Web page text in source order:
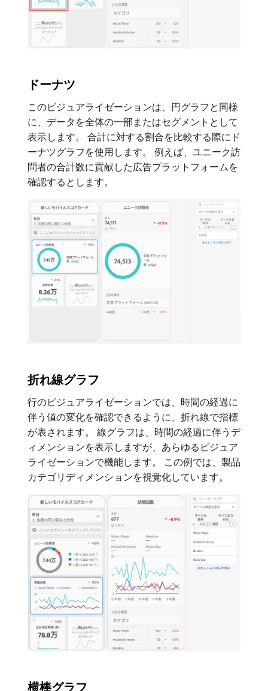
ドーナツ
このビジュアライゼーションは、円グラフと同様
に、データを全体の一部またはセグメントとして
表示します。 合計に対する割合を比較する際にド
ーナツグラフを使用します。 例えば、ユニーク訪
問者の合計数に貢献した広告プラットフォームを
確認するとします。
折れ線グラフ
行のビジュアライゼーションでは、時間の経過に
伴う値の変化を確認できるように、折れ線で指標
が表されます。 線グラフは、時間の経過に伴うデ
ィメンションを表示しますが、あらゆるビジュア
ライゼーションで機能します。 この例では、製品
カテゴリディメンションを視覚化しています。
横棒グラフ